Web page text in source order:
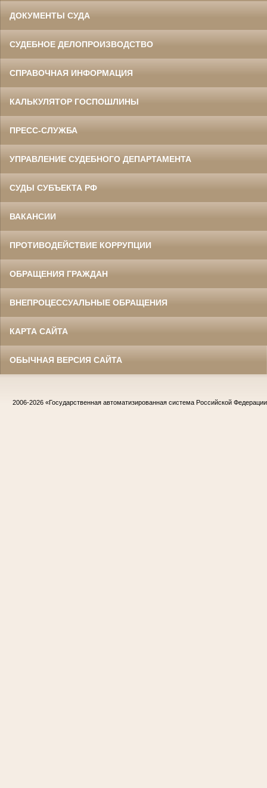
ДОКУМЕНТЫ СУДА
СУДЕБНОЕ ДЕЛОПРОИЗВОДСТВО
СПРАВОЧНАЯ ИНФОРМАЦИЯ
КАЛЬКУЛЯТОР ГОСПОШЛИНЫ
ПРЕСС-СЛУЖБА
УПРАВЛЕНИЕ СУДЕБНОГО ДЕПАРТАМЕНТА
СУДЫ СУБЪЕКТА РФ
ВАКАНСИИ
ПРОТИВОДЕЙСТВИЕ КОРРУПЦИИ
ОБРАЩЕНИЯ ГРАЖДАН
ВНЕПРОЦЕССУАЛЬНЫЕ ОБРАЩЕНИЯ
КАРТА САЙТА
ОБЫЧНАЯ ВЕРСИЯ САЙТА
2006-2026 «Государственная автоматизированная система Российской